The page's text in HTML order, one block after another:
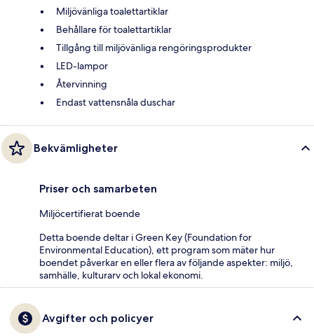
Miljövänliga toalettartiklar
Behållare för toalettartiklar
Tillgång till miljövänliga rengöringsprodukter
LED-lampor
Återvinning
Endast vattensnåla duschar
Bekvämligheter
Priser och samarbeten
Miljöcertifierat boende
Detta boende deltar i Green Key (Foundation for
Environmental Education), ett program som mäter hur
boendet påverkar en eller flera av följande aspekter: miljö,
samhälle, kulturarv och lokal ekonomi.
Avgifter och policyer